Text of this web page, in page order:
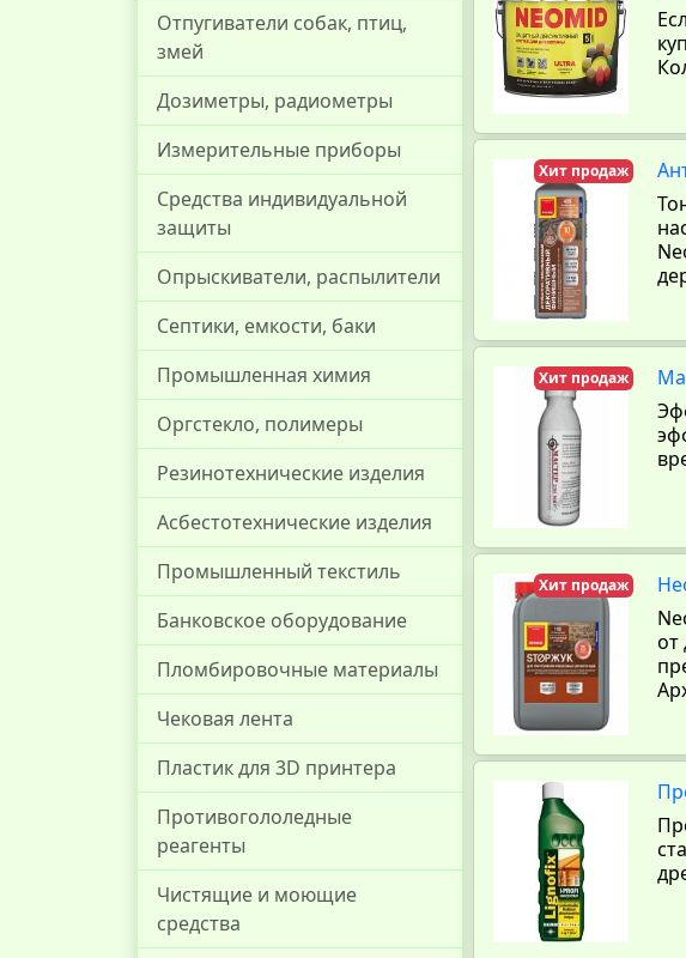
Отпугиватели собак, птиц,
змей
Дозиметры, радиометры
Измерительные приборы
Средства индивидуальной
защиты
Опрыскиватели, распылители
Септики, емкости, баки
Промышленная химия
Оргстекло, полимеры
Резинотехнические изделия
Асбестотехнические изделия
Промышленный текстиль
Банковское оборудование
Пломбировочные материалы
Чековая лента
Пластик для 3D принтера
Противогололедные
реагенты
Чистящие и моющие
средства
Хит продаж
Хит продаж
Хит продаж
от